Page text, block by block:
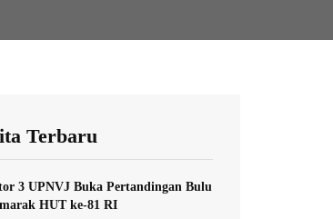
Terbaru
3 UPNVJ Buka Pertandingan Bulu
HUT ke-81 RI